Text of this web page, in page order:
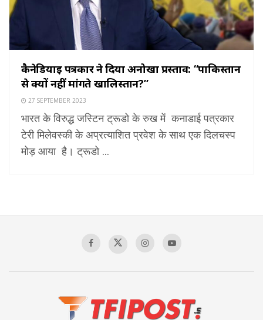
कैनेडियाई पत्रकार ने दिया अनोखा प्रस्ताव: “पाकिस्तान
से क्यों नहीं मांगते खालिस्तान?”
27 SEPTEMBER 2023
भारत के विरुद्ध जस्टिन ट्रूडो के रुख में कनाडाई पत्रकार
टेरी मिलेवस्की के अप्रत्याशित प्रवेश के साथ एक दिलचस्प
मोड़ आया है। ट्रूडो ...